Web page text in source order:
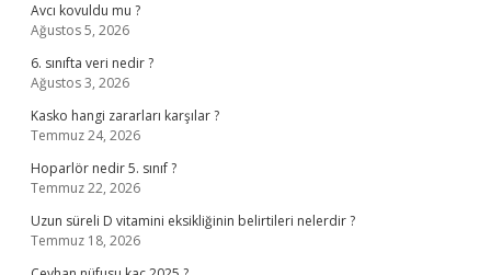
Avcı kovuldu mu ?
Ağustos 5, 2026
6. sınıfta veri nedir ?
Ağustos 3, 2026
Kasko hangi zararları karşılar ?
Temmuz 24, 2026
Hoparlör nedir 5. sınıf ?
Temmuz 22, 2026
Uzun süreli D vitamini eksikliğinin belirtileri nelerdir ?
Temmuz 18, 2026